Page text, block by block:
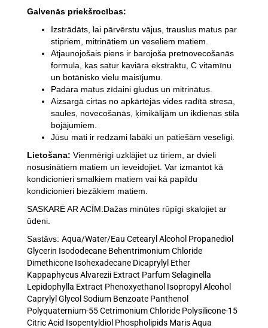
Galvenās priekšrocības:
Izstrādāts, lai pārvērstu vājus, trauslus matus par
stipriem, mitrinātiem un veseliem matiem.
Atjaunojošais piens ir barojoša pretnovecošanās
formula, kas satur kaviāra ekstraktu, C vitamīnu
un botānisko vielu maisījumu.
Padara matus zīdaini gludus un mitrinātus.
Aizsargā cirtas no apkārtējās vides radītā stresa,
saules, novecošanās, ķimikālijām un ikdienas stila
bojājumiem.
Jūsu mati ir redzami labāki un patiešām veselīgi.
Lietošana: Vienmērīgi uzklājiet uz tīriem, ar dvieli
nosusinātiem matiem un ieveidojiet. Var izmantot kā
kondicionieri smalkiem matiem vai kā papildu
kondicionieri biezākiem matiem.
SASKARĒ AR ACĪM:Dažas minūtes rūpīgi skalojiet ar
ūdeni.
Sastāvs: Aqua/Water/Eau Cetearyl Alcohol Propanediol
Glycerin Isododecane Behentrimonium Chloride
Dimethicone Isohexadecane Dicaprylyl Ether
Kappaphycus Alvarezii Extract Parfum Selaginella
Lepidophylla Extract Phenoxyethanol Isopropyl Alcohol
Caprylyl Glycol Sodium Benzoate Panthenol
Polyquaternium-55 Cetrimonium Chloride Polysilicone-15
Citric Acid Isopentyldiol Phospholipids Maris Aqua